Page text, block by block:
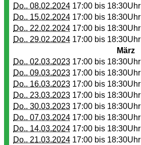
Do.. 08.02.2024 17:00 bis 18:30Uhr
Do.. 15.02.2024 17:00 bis 18:30Uhr
Do.. 22.02.2024 17:00 bis 18:30Uhr
Do.. 29.02.2024 17:00 bis 18:30Uhr
März
Do.. 02.03.2023 17:00 bis 18:30Uhr
Do.. 09.03.2023 17:00 bis 18:30Uhr
Do.. 16.03.2023 17:00 bis 18:30Uhr
Do.. 23.03.2023 17:00 bis 18:30Uhr
Do.. 30.03.2023 17:00 bis 18:30Uhr
Do.. 07.03.2024 17:00 bis 18:30Uhr
Do.. 14.03.2024 17:00 bis 18:30Uhr
Do.. 21.03.2024 17:00 bis 18:30Uhr